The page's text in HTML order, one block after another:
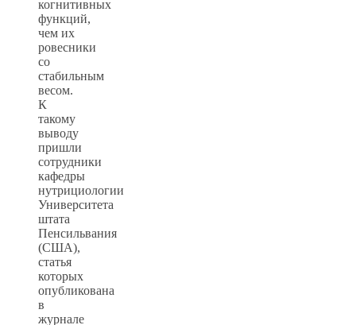
когнитивных
функций,
чем их
ровесники
со
стабильным
весом.
К
такому
выводу
пришли
сотрудники
кафедры
нутрициологии
Университета
штата
Пенсильвания
(США),
статья
которых
опубликована
в
журнале